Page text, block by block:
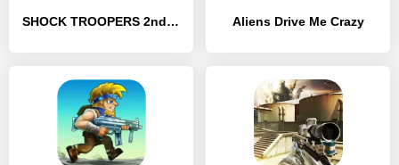
SHOCK TROOPERS 2nd Squad Aliens Drive Me Crazy